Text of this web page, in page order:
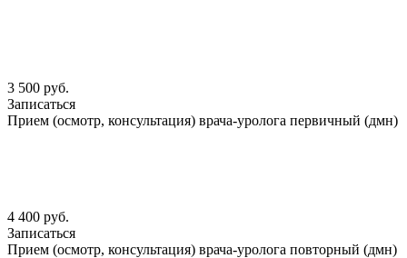
3 500 руб.
Записаться
Прием (осмотр, консультация) врача-уролога первичный (дмн)
4 400 руб.
Записаться
Прием (осмотр, консультация) врача-уролога повторный (дмн)